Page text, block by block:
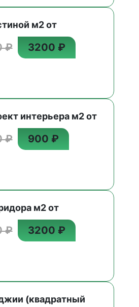
м2 от
₽ 3200 ₽
интерьера м2 от
₽ 900 ₽
м2 от
₽ 3200 ₽
(квадратный